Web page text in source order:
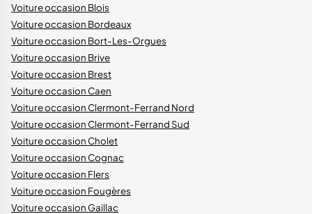
Voiture occasion Blois
Voiture occasion Bordeaux
Voiture occasion Bort-Les-Orgues
Voiture occasion Brive
Voiture occasion Brest
Voiture occasion Caen
Voiture occasion Clermont-Ferrand Nord
Voiture occasion Clermont-Ferrand Sud
Voiture occasion Cholet
Voiture occasion Cognac
Voiture occasion Flers
Voiture occasion Fougères
Voiture occasion Gaillac